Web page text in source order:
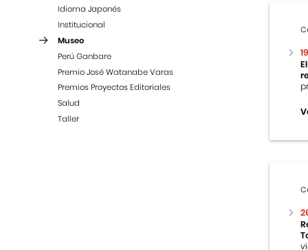
Idioma Japonés
Institucional
Museo
Perú Ganbare
Premio José Watanabe Varas
Premios Proyectos Editoriales
Salud
Taller